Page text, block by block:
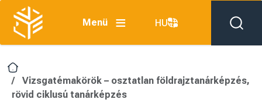
Skip to main content
Menü
HU
Vizsgatémakörök – osztatlan földrajztanárképzés,
rövid ciklusú tanárképzés